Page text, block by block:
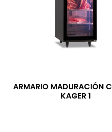
ARMARIO MADURACIÓN
KAGER 1